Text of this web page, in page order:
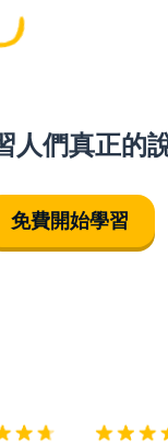
人們真正的
免費開始學習